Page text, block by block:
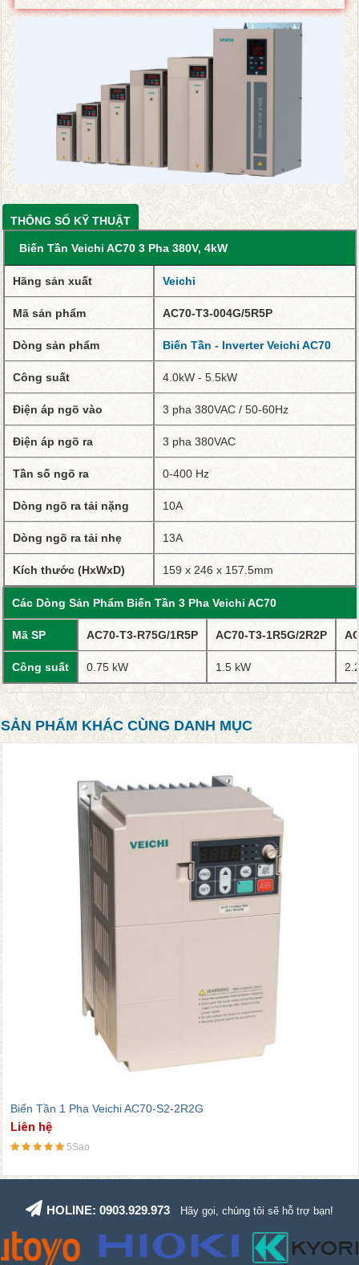
THÔNG SỐ KỸ THUẬT
Biến Tần Veichi AC70 3 Pha 380V, 4kW
Hãng sản xuất Veichi
Mã sản phẩm AC70-T3-004G/5R5P
Dòng sản phẩm Biến Tần - Inverter Veichi AC70
Công suất 4.0kW - 5.5kW
Điện áp ngõ vào 3 pha 380VAC / 50-60Hz
Điện áp ngõ ra 3 pha 380VAC
Tần số ngõ ra 0-400 Hz
Dòng ngõ ra tải nặng 10A
Dòng ngõ ra tải nhẹ 13A
Kích thước (HxWxD) 159 x 246 x 157.5mm
Các Dòng Sản Phẩm Biến Tần 3 Pha Veichi AC70
Mã SP AC70-T3-R75G/1R5P AC70-T3-1R5G/2R2P
Công suất 0.75 kW 1.5 kW
SẢN PHẨM KHÁC CÙNG DANH MỤC
Biến Tần 1 Pha Veichi AC70-S2-2R2G
Liên hệ
5Sao
HOLINE: 0903.929.973 Hãy gọi, chúng tôi sẽ hỗ trợ bạn!